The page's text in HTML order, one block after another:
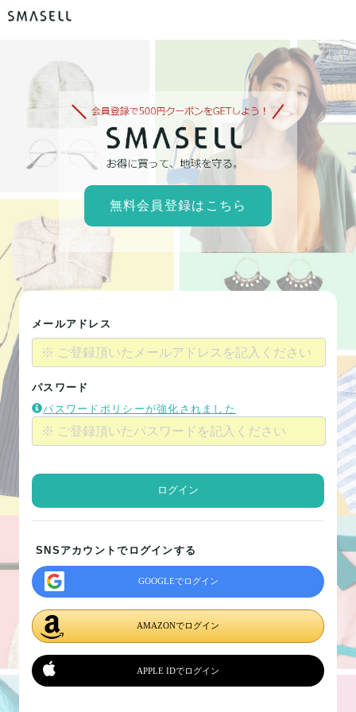
無料会員登録はこちら
メールアドレス
パスワード
パスワードポリシーが強化されました
ログイン
SNSアカウントでログインする
GOOGLEでログイン
AMAZONでログイン
APPLE IDでログイン